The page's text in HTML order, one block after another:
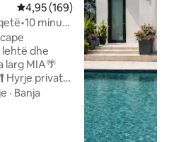
Vlerësimi mesatar 4,95 nga 5,
4,95 (169)
minuta
dhe
larg MIA🌴
Hyrje private,
bravë
· Banja